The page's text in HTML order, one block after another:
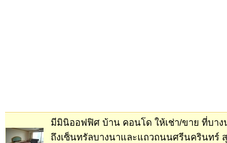
มีมินิออฟฟิศ บ้าน คอนโด ให้เช่า/ขาย ที่บาง
ถึงเซ็นทรัลบางนาและแถวถนนศรีนครินทร์